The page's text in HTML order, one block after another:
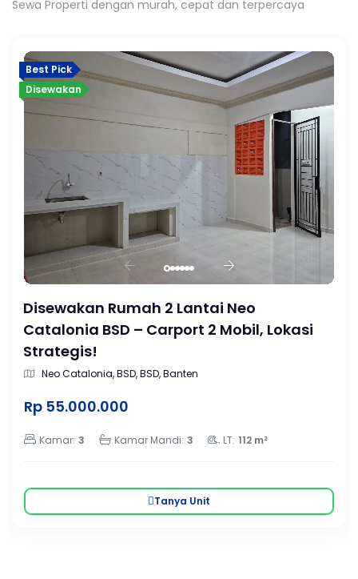
Sewa Properti dengan murah, cepat dan terpercaya
Best Pick
Disewakan
Disewakan Rumah 2 Lantai Neo
Catalonia BSD – Carport 2 Mobil, Lokasi
Strategis!
Neo Catalonia, BSD, BSD, Banten
Rp 55.000.000
Kamar: 3 Kamar Mandi: 3 LT: 112 m²
Tanya Unit